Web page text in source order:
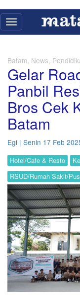
Toggle
navigation
Batam, News,
Gelar
Panbil
Bros Cek
Batam
Egi | Senin 17 Feb
Hotel/Cafe & Resto
RSUD/Rumah Sakit/